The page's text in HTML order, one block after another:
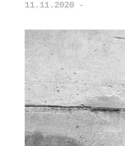
11.11.2020 -